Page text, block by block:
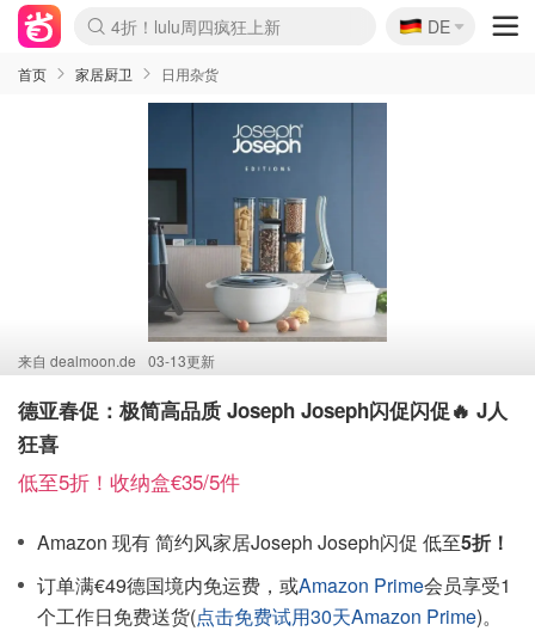
Boticinal 夏促开抢！
4折！lulu周四疯狂上新
还没结束！&OtherStories大促
Joybuy变相75折 随时失效
速领！Stanley独家85折
疑似霸哥！Camper额外叠85折
Zalando 奥莱闪促！每日更新
Moncler反季囤！5折起+叠9折
Coach Brooklyn仅€192
🇩🇪
DE
首页 家居厨卫 日用杂货
来自 dealmoon.de 03-13更新
德亚春促：极简高品质 Joseph Joseph闪促闪促🔥 J人
狂喜
低至5折！收纳盒€35/5件
Amazon 现有 简约风家居Joseph Joseph闪促 低至5折！
订单满€49德国境内免运费，或Amazon Prime会员享受1
个工作日免费送货(点击免费试用30天Amazon Prime)。